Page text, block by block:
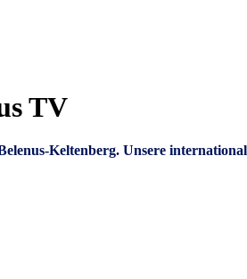
TV
Keltenberg. Unsere